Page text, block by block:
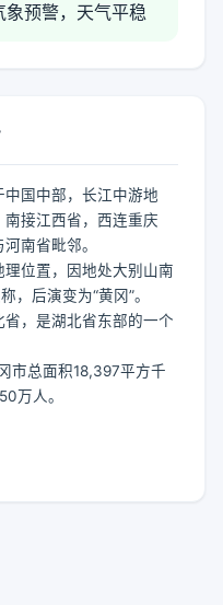
象预警，天气平稳
国中部，长江中游地
南接江西省，西连重庆
南省毗邻。
位置，因地处大别山南
，后演变为“黄冈”。
，是湖北省东部的一个
市总面积18,397平方千
万人。